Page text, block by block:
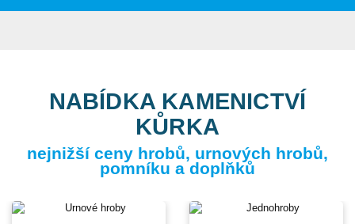
NABÍDKA KAMENICTVÍ
KŮRKA
nejnižší ceny hrobů, urnových hrobů,
pomníku a doplňků